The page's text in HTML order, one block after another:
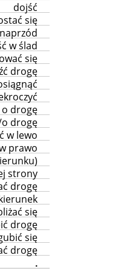
dojść
się
w ślad
się
drogę
drogę
drogę
w lewo
prawo
strony
drogę
się
drogę
się
drogę
.